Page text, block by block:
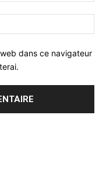
dans ce navigateur